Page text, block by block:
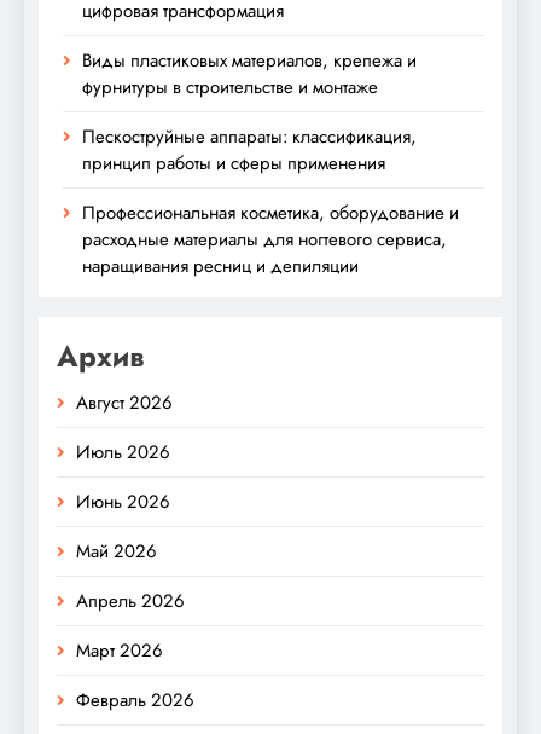
цифровая трансформация
Виды пластиковых материалов, крепежа и
фурнитуры в строительстве и монтаже
Пескоструйные аппараты: классификация,
принцип работы и сферы применения
Профессиональная косметика, оборудование и
расходные материалы для ногтевого сервиса,
наращивания ресниц и депиляции
Архив
Август 2026
Июль 2026
Июнь 2026
Май 2026
Апрель 2026
Март 2026
Февраль 2026